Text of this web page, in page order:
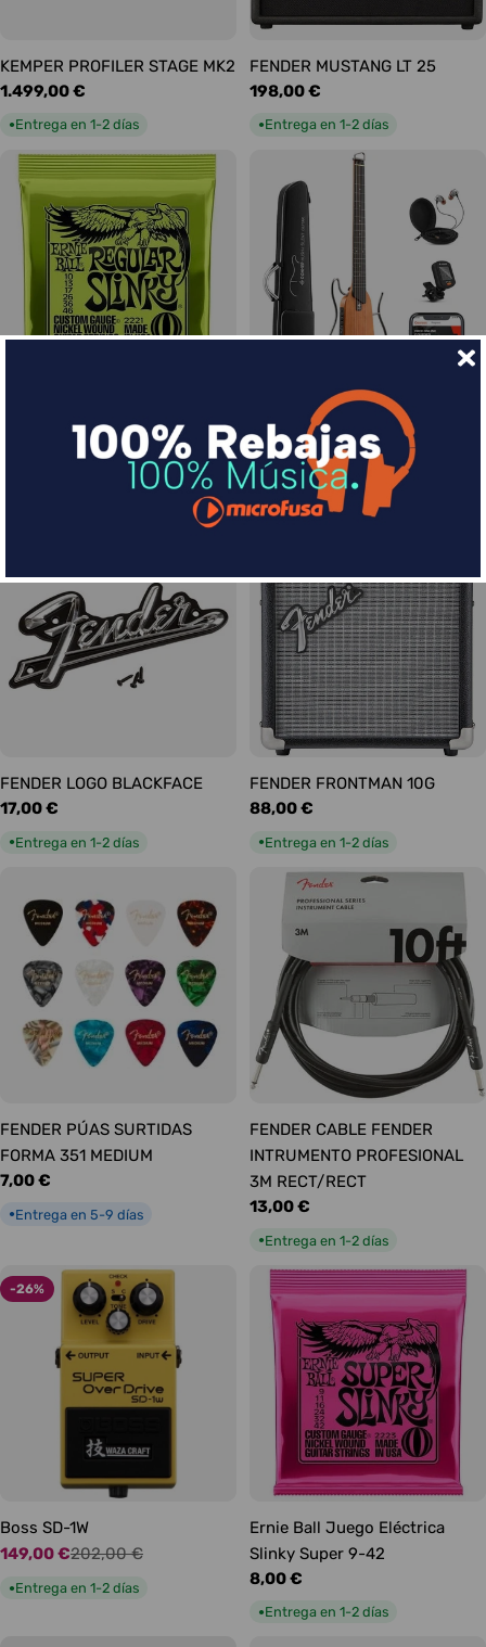
KEMPER PROFILER STAGE MK2
Precio
habitual
1.499,00 €
●Entrega en 1-2 días
FENDER MUSTANG LT 25
Precio
habitual
198,00 €
●Entrega en 1-2 días
Slinky Regular 10-46
DONNER HUSH-I Silent Guitar
Caoba
Precio
habitual
339,00 €
Entrega en 1-2 días
FENDER LOGO BLACKFACE
Precio
17,00 €
●Entrega en 1-2 días
FENDER FRONTMAN 10G
Precio
88,00 €
●Entrega en 1-2 días
FENDER PÚAS SURTIDAS
FORMA 351 MEDIUM
Precio
7,00 €
●Entrega en 5-9 días
FENDER CABLE FENDER
INTRUMENTO PROFESIONAL
3M RECT/RECT
Precio
13,00 €
●Entrega en 1-2 días
-26%
Boss SD-1W
Precio
de
149,00 €
Precio
habitual
202,00 €
●Entrega en 1-2 días
Ernie Ball Juego Eléctrica
Slinky Super 9-42
Precio
habitual
8,00 €
●Entrega en 1-2 días